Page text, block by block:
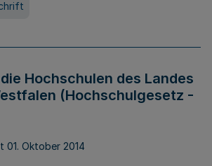
Hochschulen des Landes
(Hochschulgesetz -
01. Oktober 2014